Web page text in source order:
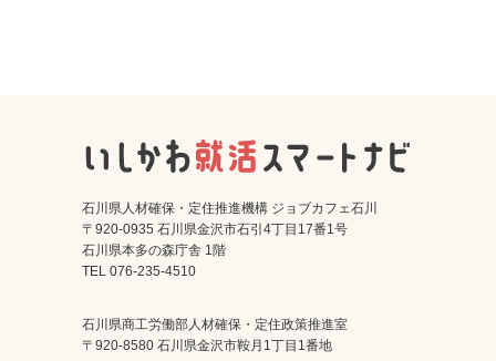
石川県人材確保・定住推進機構 ジョブカフェ石川
〒920-0935 石川県金沢市石引4丁目17番1号
石川県本多の森庁舎 1階
TEL 076-235-4510
石川県商工労働部人材確保・定住政策推進室
〒920-8580 石川県金沢市鞍月1丁目1番地